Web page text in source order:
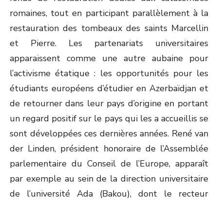
romaines, tout en participant parallèlement à la
restauration des tombeaux des saints Marcellin
et Pierre. Les partenariats universitaires
apparaissent comme une autre aubaine pour
l’activisme étatique : les opportunités pour les
étudiants européens d’étudier en Azerbaïdjan et
de retourner dans leur pays d’origine en portant
un regard positif sur le pays qui les a accueillis se
sont développées ces dernières années. René van
der Linden, président honoraire de l’Assemblée
parlementaire du Conseil de l’Europe, apparaît
par exemple au sein de la direction universitaire
de l’université Ada (Bakou), dont le recteur